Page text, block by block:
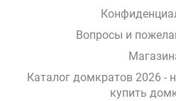
Вопросы и
Каталог домкратов 2026 -
купить